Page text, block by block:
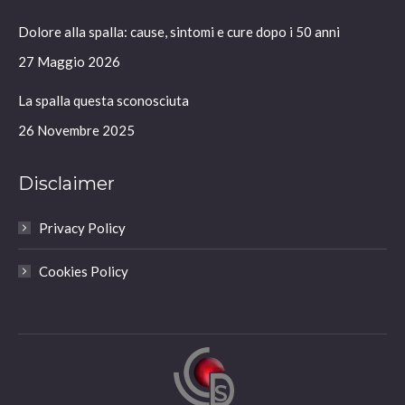
new
window
new
window
new
window
new
window
Dolore alla spalla: cause, sintomi e cure dopo i 50 anni
27 Maggio 2026
La spalla questa sconosciuta
26 Novembre 2025
Disclaimer
Privacy Policy
Cookies Policy